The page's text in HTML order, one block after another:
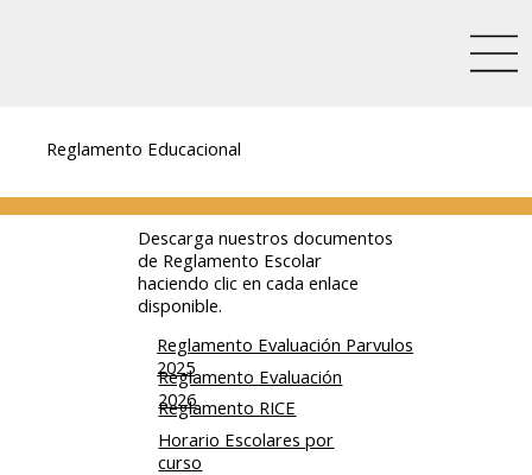
Reglamento Educacional
Descarga nuestros documentos
de Reglamento Escolar
haciendo clic en cada enlace
disponible.
Reglamento Evaluación Parvulos
2025
Reglamento Evaluación
2026
Horario Escolares por
curso
Reglamento RICE